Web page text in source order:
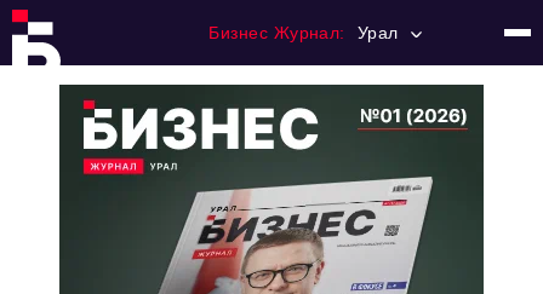
Бизнес Журнал: Урал